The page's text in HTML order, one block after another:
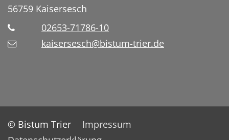
56759 Kaisersesch
02653-71786-10
kaisersesch@bistum-trier.de
© Bistum Trier
Impressum